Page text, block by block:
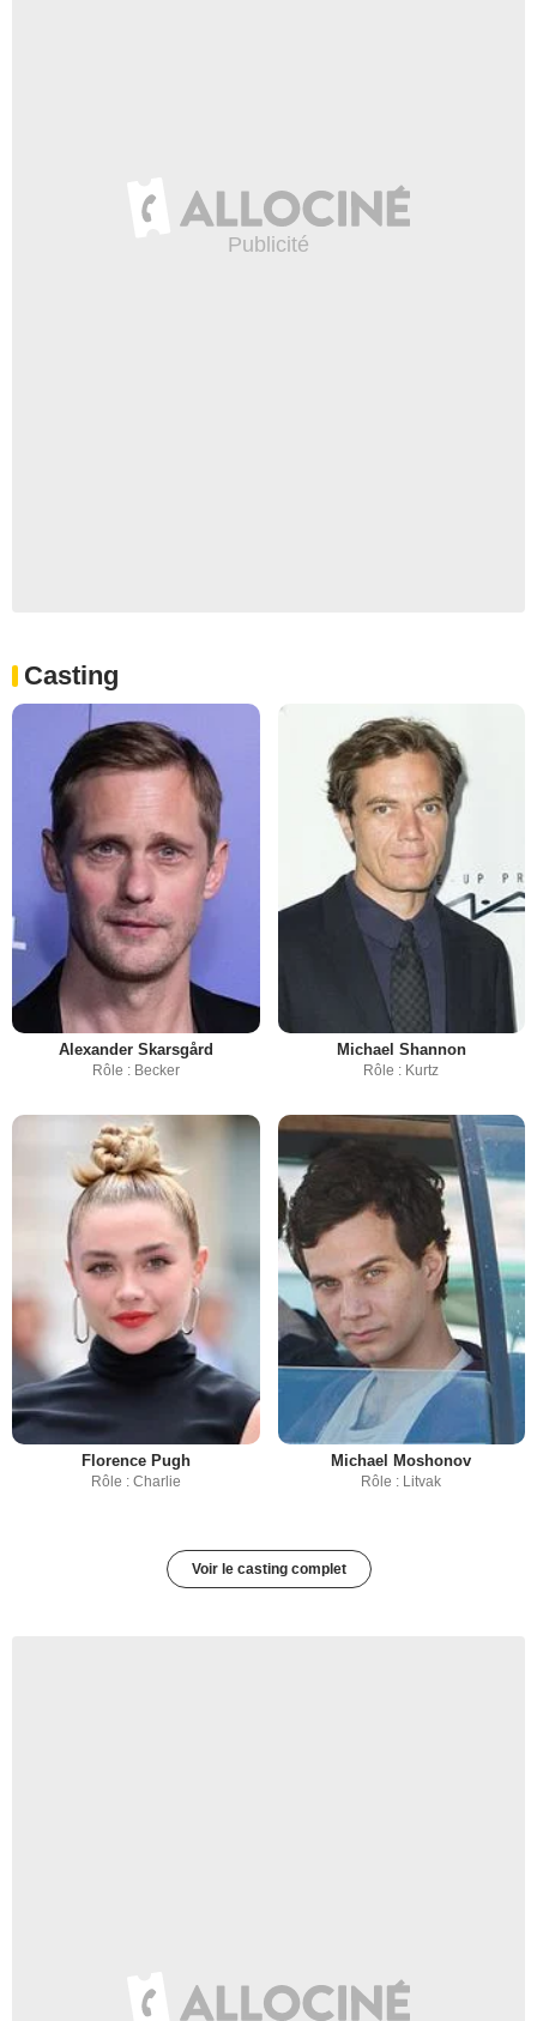
Casting
Alexander Skarsgård
Rôle : Becker
Michael Shannon
Rôle : Kurtz
Florence Pugh
Rôle : Charlie
Michael Moshonov
Rôle : Litvak
Voir le casting complet